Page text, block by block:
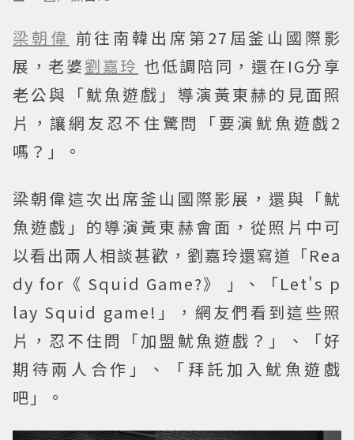
梁朝偉 前往南韓出席第27屆釜山國際影
展，老婆劉嘉玲 也低調陪同，還在IG分享
老公與「魷魚遊戲」導演黃東赫的見面照
片，讓網友忍不住驚問「要演魷魚遊戲2
嗎？」。
梁朝偉這次出席釜山國際影展，還與「魷
魚遊戲」的導演黃東赫會面，從照片中可
以看出兩人相談甚歡，劉嘉玲還寫道「Rea
dy for《 Squid Game?》 」、「Let's p
lay Squid game!」，網友們看到這些照
片，忍不住問「加盟魷魚遊戲？」、「好
期待兩人合作」、「拜託加入魷魚遊戲
吧」。